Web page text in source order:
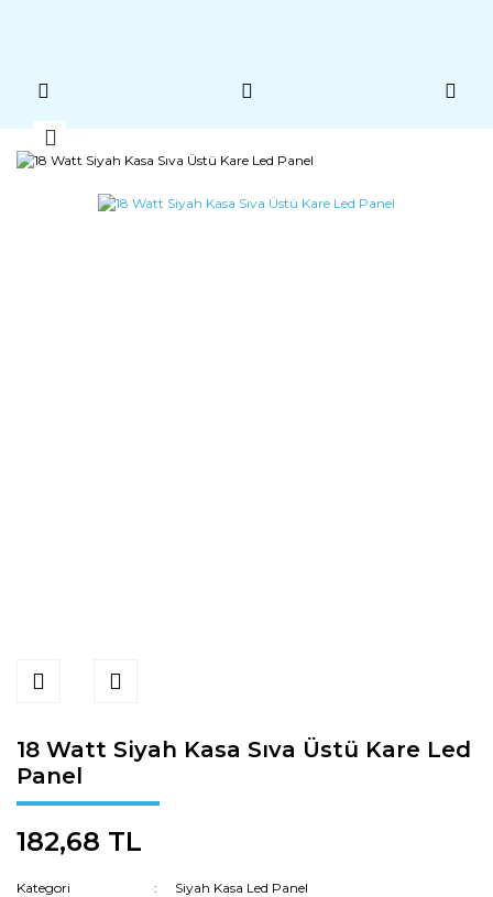
18 Watt Siyah Kasa Sıva Üstü Kare Led
Panel
182,68 TL
Kategori
Siyah Kasa Led Panel